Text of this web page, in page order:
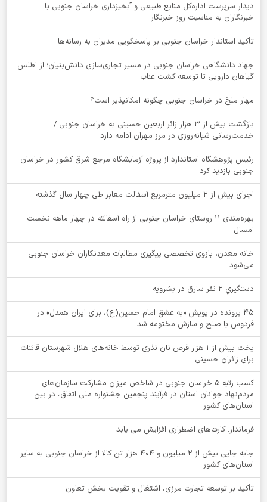
دیدار سرپرست اداره‌کل منابع طبیعی و آبخیزداری خراسان جنوبی با
خبرنگاران به مناسبت روز خبرنگار
تأکید استاندار خراسان جنوبی بر پاسخگویی مدیران به رسانه‌ها
جهاد دانشگاهی خراسان جنوبی در مسیر تجاری‌سازی دانش‌بنیان؛ از اطلس
گیاهان دارویی تا توسعه کشت عناب
‌مهار ملخ در خراسان جنوبی چگونه امکانپذیر است؟
بازگشت بیش از ۳ هزار زائر اربعین حسینی به خراسان جنوبی /
خدمت‌رسانی شبانه‌روزی در مرز مهران ادامه دارد
رئیس پژوهشگاه استاندارد از پروژه آزمایشگاه مرجع شرق کشور در خراسان
جنوبی بازدید کرد
اجرای بیش از ۲ میلیون مترمربع آسفالت معابر طی چهار سال گذشته
بهره‌مندی ۱۱ روستای خراسان جنوبی از راه آسفالته در چهار ماهه نخست
امسال
خانه معدن، بازوی تخصصی پیگیری مطالبات معدنکاران خراسان جنوبی
می‌شود
دستگيري 2 نفر سارق در بشرويه
۴۵ پرونده در پویش «به عشق امام حسین(ع)، برای ایران همدل» در
فردوس با صلح و سازش مختومه شد
پخت بیش از 1 هزار قرص نان نذری توسط خانه‌های هلال شهرستان قائنات
برای زائران حسینی
کسب رتبه ۵ خراسان جنوبی در شاخص میزان مشارکت سازمان‌های
مردم‌نهاد جوانان استان در فرآیند پنجمین جشنواره ملی اتفاق، در بین
استان‌های کشور
فرماندار: کارت‌های اضطراری افزایش می یابد
جابه جایی بیش از 2 میلیون و 404 هزار تن کالا از خراسان جنوبی به سایر
استان‌های کشور
تأکید بر توسعه تجارت مرزی، اشتغال و تقویت بخش تعاون